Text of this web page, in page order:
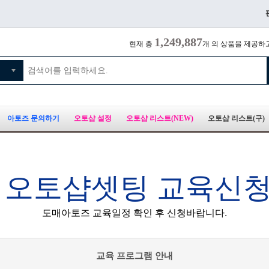
현재 총 1,249,887개 의 상품을 제공하
아토즈 문의하기 오토샵 설정 오토샵 리스트(NEW) 오토샵 리스트(구)
토샵셋팅 교육신
도매아토즈 교육일정 확인 후 신청바랍니다.
교육 프로그램 안내